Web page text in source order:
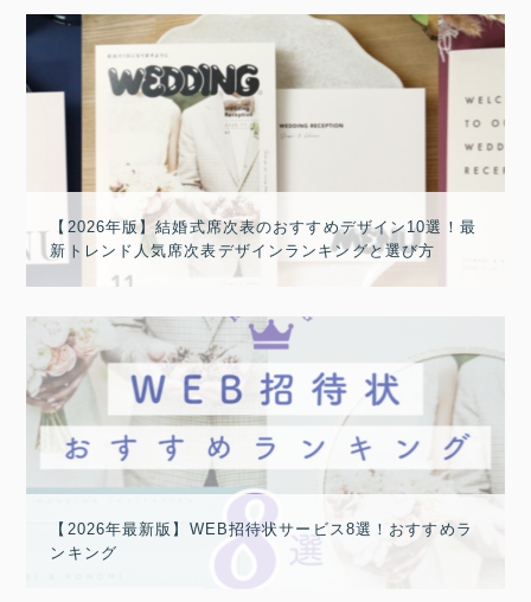
【2026年版】結婚式席次表のおすすめデザイン10選！最
新トレンド人気席次表デザインランキングと選び方
【2026年最新版】WEB招待状サービス8選！おすすめラ
ンキング